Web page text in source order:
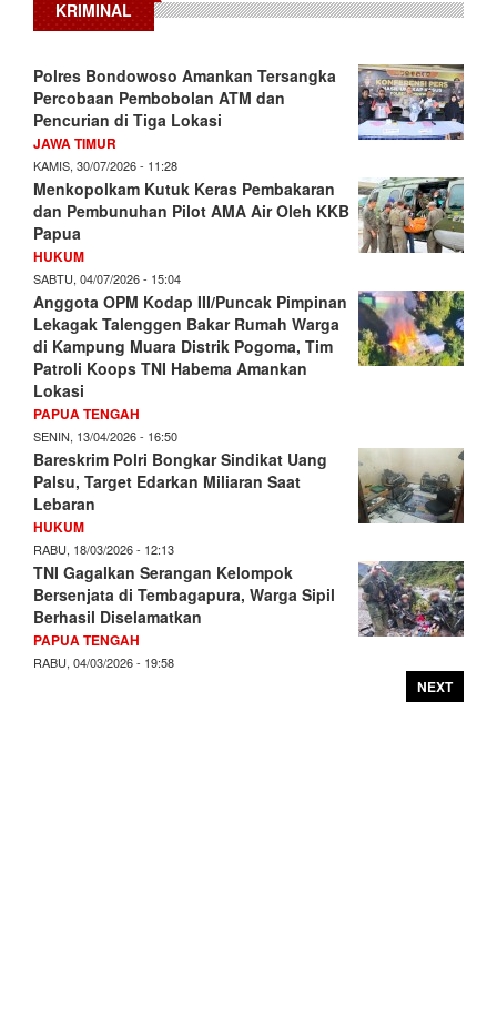
KRIMINAL
Polres Bondowoso Amankan Tersangka
Percobaan Pembobolan ATM dan
Pencurian di Tiga Lokasi
JAWA TIMUR
KAMIS, 30/07/2026 - 11:28
Menkopolkam Kutuk Keras Pembakaran
dan Pembunuhan Pilot AMA Air Oleh KKB
Papua
HUKUM
SABTU, 04/07/2026 - 15:04
Anggota OPM Kodap III/Puncak Pimpinan
Lekagak Talenggen Bakar Rumah Warga
di Kampung Muara Distrik Pogoma, Tim
Patroli Koops TNI Habema Amankan
Lokasi
PAPUA TENGAH
SENIN, 13/04/2026 - 16:50
Bareskrim Polri Bongkar Sindikat Uang
Palsu, Target Edarkan Miliaran Saat
Lebaran
HUKUM
RABU, 18/03/2026 - 12:13
TNI Gagalkan Serangan Kelompok
Bersenjata di Tembagapura, Warga Sipil
Berhasil Diselamatkan
PAPUA TENGAH
RABU, 04/03/2026 - 19:58
NEXT